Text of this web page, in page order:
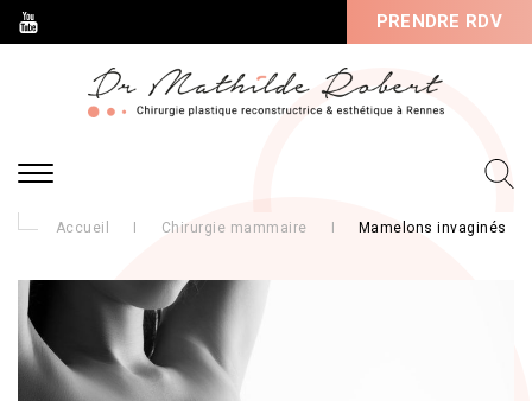
PRENDRE RDV
Accueil Chirurgie mammaire Mamelons invaginés